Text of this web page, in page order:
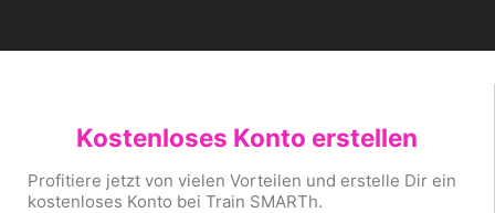
Kostenloses Konto erstellen
Profitiere jetzt von vielen Vorteilen und erstelle Dir ein
kostenloses Konto bei Train SMARTh.